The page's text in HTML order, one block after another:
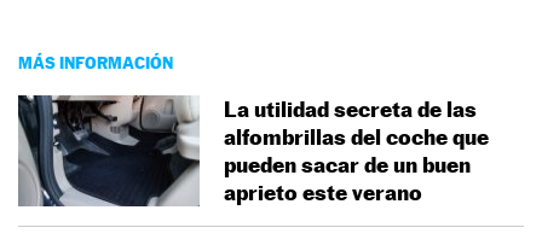
MÁS INFORMACIÓN
La utilidad secreta de las
alfombrillas del coche que
pueden sacar de un buen
aprieto este verano